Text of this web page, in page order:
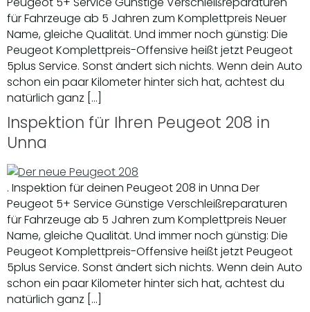
für Fahrzeuge ab 5 Jahren zum Komplettpreis Neuer
Name, gleiche Qualität. Und immer noch günstig: Die
Peugeot Komplettpreis-Offensive heißt jetzt Peugeot
5plus Service. Sonst ändert sich nichts. Wenn dein Auto
schon ein paar Kilometer hinter sich hat, achtest du
natürlich ganz […]
Inspektion für Ihren Peugeot 208 in
Unna
. Inspektion für deinen Peugeot 208 in Unna Der
Peugeot 5+ Service Günstige Verschleißreparaturen
für Fahrzeuge ab 5 Jahren zum Komplettpreis Neuer
Name, gleiche Qualität. Und immer noch günstig: Die
Peugeot Komplettpreis-Offensive heißt jetzt Peugeot
5plus Service. Sonst ändert sich nichts. Wenn dein Auto
schon ein paar Kilometer hinter sich hat, achtest du
natürlich ganz […]